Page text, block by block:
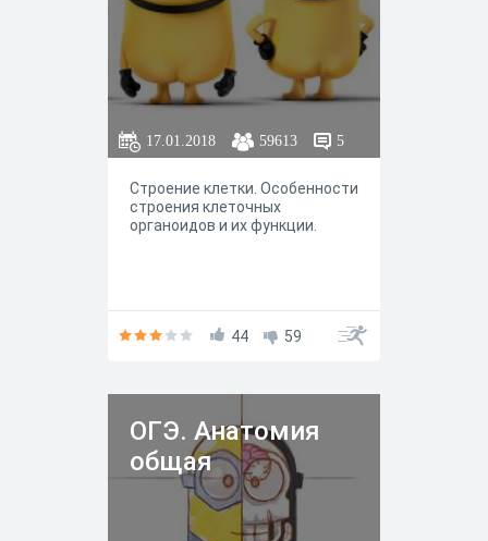
17.01.2018 59613 5
Строение клетки. Особенности
строения клеточных
органоидов и их функции.
44 59
ОГЭ. Анатомия
общая